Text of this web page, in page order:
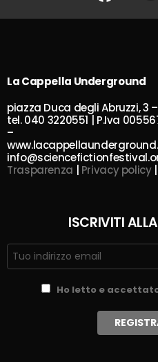
La Cappella Underground
piazza Duca degli Abruzzi, 3
tel. 040 3220551 | P.Iva
–
Trasparenza | Privacy policy|
ISCRIVITI
Ho letto e